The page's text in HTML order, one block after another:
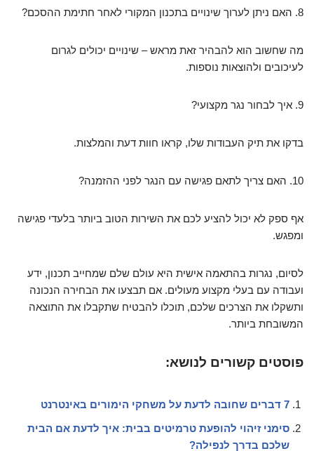
8. האם ניתן לערוך שינויים בתכנון המקורי לאחר חתימת ההסכם?
מה שחשוב הוא להבהיר זאת מראש – שינויים יכולים לגרום
לעיכובים ולהוצאות נוספות.
9. איך לבחור נגר מקצועי?
בדקו את תיק העבודות שלו, קראו חוות דעת והמלצות.
10. האם צריך לתאם פגישה עם הנגר לפני ההזמנה?
אף ספק לא יכול להציע לכם את השירות הטוב ביותר בלעדי פגישה
ומפגש.
לסיום, נגרות בהתאמה אישית היא עולם שלם שמחייב תכנון, ידע
ועבודה עם בעלי מקצוע מעולים. אם תבצעו את הבחירה הנכונה
ותשקלו את הצרכים שלכם, תוכלו להבטיח שתקבלו את התוצאה
המשובחת ביותר.
פוסטים קשורים לנושא:
7 דברים שחובה לדעת על משחקי הימורים באינטרנט
סימני זיהוי להופעת טרמיטים בבית: איך לדעת אם הבית
שלכם בדרך לנפילה?